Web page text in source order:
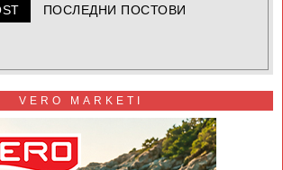
ПОСЛЕДНИ ПОСТОВИ
VERO MARKETI